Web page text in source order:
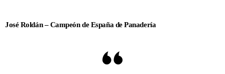
José Roldán – Campeón de España de Panadería